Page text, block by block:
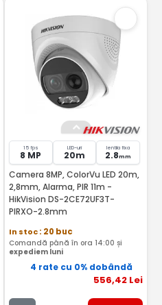
15 fps
8 MP
LED-uri
20m
lentila fixa
2.8mm
Camera 8MP, ColorVu LED 20m,
2,8mm, Alarma, PIR 11m -
HikVision DS-2CE72UF3T-
PIRXO-2.8mm
In stoc: 20 buc
Comandă până în ora 14:00 și
expediem luni
4 rate cu 0% dobândă
556,42 Lei